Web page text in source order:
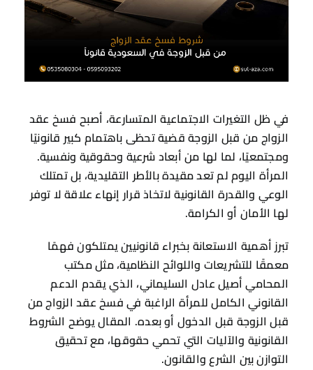
في ظل التغيرات الاجتماعية المتسارعة، أصبح فسخ عقد
الزواج من قبل الزوجة قضية تحظى باهتمام كبير قانونيًا
ومجتمعيًا، لما لها من أبعاد شرعية وحقوقية ونفسية.
المرأة اليوم لم تعد مقيدة بالأطر التقليدية، بل تمتلك
الوعي والقدرة القانونية لاتخاذ قرار إنهاء علاقة لا توفر
لها الأمان أو الكرامة.
تبرز أهمية الاستعانة بخبراء قانونيين يمتلكون فهمًا
معمقًا للتشريعات واللوائح النظامية، مثل مكتب
المحامي أصيل عادل السليماني، الذي يقدم الدعم
القانوني الكامل للمرأة الراغبة في فسخ عقد الزواج من
قبل الزوجة قبل الدخول أو بعده. المقال يوضح الشروط
القانونية والآليات التي تحمي حقوقها، مع تحقيق
التوازن بين الشرع والقانون.